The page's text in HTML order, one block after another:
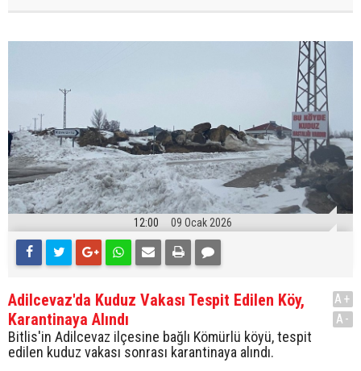
12:00 09 Ocak 2026
Adilcevaz'da Kuduz Vakası Tespit Edilen Köy,
Karantinaya Alındı
Bitlis'in Adilcevaz ilçesine bağlı Kömürlü köyü, tespit
edilen kuduz vakası sonrası karantinaya alındı.
A+
A-